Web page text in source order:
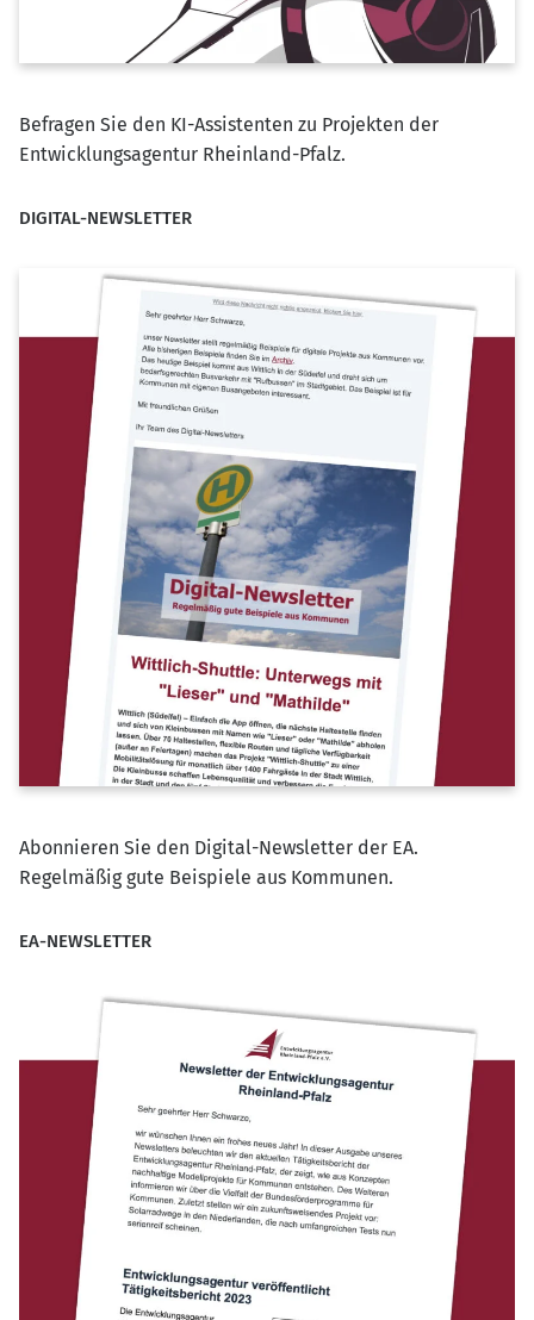
Befragen Sie den KI-Assistenten zu Projekten der
Entwicklungsagentur Rheinland-Pfalz.
DIGITAL-NEWSLETTER
Abonnieren Sie den Digital-Newsletter der EA.
Regelmäßig gute Beispiele aus Kommunen.
EA-NEWSLETTER